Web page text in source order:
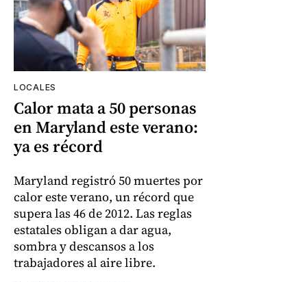
LOCALES
Calor mata a 50 personas
en Maryland este verano:
ya es récord
Maryland registró 50 muertes por
calor este verano, un récord que
supera las 46 de 2012. Las reglas
estatales obligan a dar agua,
sombra y descansos a los
trabajadores al aire libre.